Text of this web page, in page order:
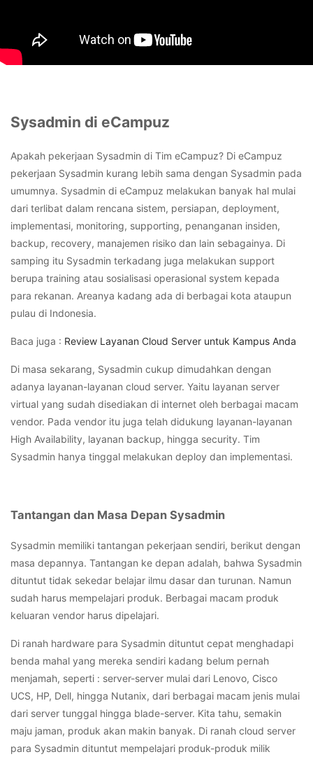
Sysadmin di eCampuz
Apakah pekerjaan Sysadmin di Tim eCampuz? Di eCampuz
pekerjaan Sysadmin kurang lebih sama dengan Sysadmin pada
umumnya. Sysadmin di eCampuz melakukan banyak hal mulai
dari terlibat dalam rencana sistem, persiapan, deployment,
implementasi, monitoring, supporting, penanganan insiden,
backup, recovery, manajemen risiko dan lain sebagainya. Di
samping itu Sysadmin terkadang juga melakukan support
berupa training atau sosialisasi operasional system kepada
para rekanan. Areanya kadang ada di berbagai kota ataupun
pulau di Indonesia.
Baca juga : Review Layanan Cloud Server untuk Kampus Anda
Di masa sekarang, Sysadmin cukup dimudahkan dengan
adanya layanan-layanan cloud server. Yaitu layanan server
virtual yang sudah disediakan di internet oleh berbagai macam
vendor. Pada vendor itu juga telah didukung layanan-layanan
High Availability, layanan backup, hingga security. Tim
Sysadmin hanya tinggal melakukan deploy dan implementasi.
Tantangan dan Masa Depan Sysadmin
Sysadmin memiliki tantangan pekerjaan sendiri, berikut dengan
masa depannya. Tantangan ke depan adalah, bahwa Sysadmin
dituntut tidak sekedar belajar ilmu dasar dan turunan. Namun
sudah harus mempelajari produk. Berbagai macam produk
keluaran vendor harus dipelajari.
Di ranah hardware para Sysadmin dituntut cepat menghadapi
benda mahal yang mereka sendiri kadang belum pernah
menjamah, seperti : server-server mulai dari Lenovo, Cisco
UCS, HP, Dell, hingga Nutanix, dari berbagai macam jenis mulai
dari server tunggal hingga blade-server. Kita tahu, semakin
maju jaman, produk akan makin banyak. Di ranah cloud server
para Sysadmin dituntut mempelajari produk-produk milik